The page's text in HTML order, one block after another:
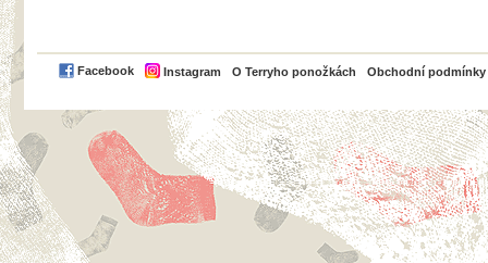
Facebook Instagram O Terryho ponožkách Obchodní podmínky
PayPal